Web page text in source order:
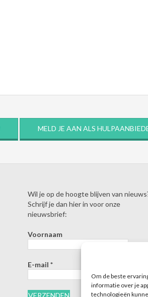
Om de beste
informatie over je
technologieën
MELD JE AAN ALS
Wil je op de hoogte blijven van
Schrijf je dan hier in voor onze
nieuwsbrief:
Voornaam
E-mail *